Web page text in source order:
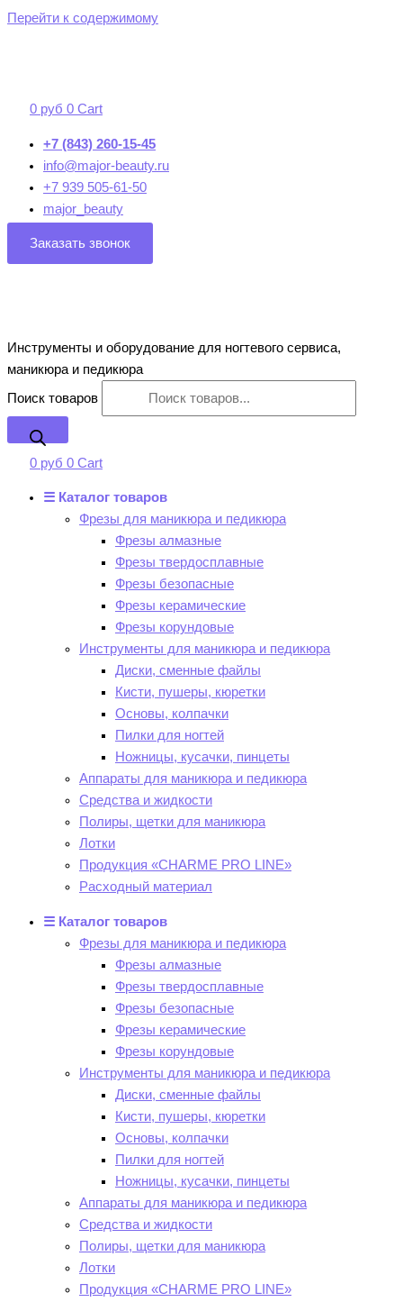
Перейти к содержимому
0 руб 0 Cart
+7 (843) 260-15-45
info@major-beauty.ru
+7 939 505-61-50
major_beauty
Заказать звонок
Инструменты и оборудование для ногтевого сервиса,
маникюра и педикюра
Поиск товаров
0 руб 0 Cart
☰ Каталог товаров
Фрезы для маникюра и педикюра
Фрезы алмазные
Фрезы твердосплавные
Фрезы безопасные
Фрезы керамические
Фрезы корундовые
Инструменты для маникюра и педикюра
Диски, сменные файлы
Кисти, пушеры, кюретки
Основы, колпачки
Пилки для ногтей
Ножницы, кусачки, пинцеты
Аппараты для маникюра и педикюра
Средства и жидкости
Полиры, щетки для маникюра
Лотки
Продукция «CHARME PRO LINE»
Расходный материал
☰ Каталог товаров
Фрезы для маникюра и педикюра
Фрезы алмазные
Фрезы твердосплавные
Фрезы безопасные
Фрезы керамические
Фрезы корундовые
Инструменты для маникюра и педикюра
Диски, сменные файлы
Кисти, пушеры, кюретки
Основы, колпачки
Пилки для ногтей
Ножницы, кусачки, пинцеты
Аппараты для маникюра и педикюра
Средства и жидкости
Полиры, щетки для маникюра
Лотки
Продукция «CHARME PRO LINE»